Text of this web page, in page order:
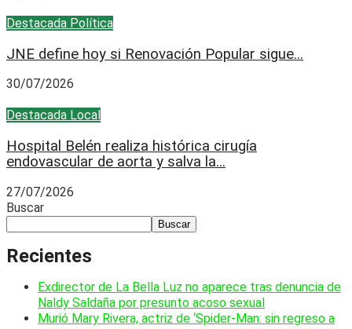
Destacada Política
JNE define hoy si Renovación Popular sigue...
30/07/2026
Destacada Local
Hospital Belén realiza histórica cirugía
endovascular de aorta y salva la...
27/07/2026
Buscar
Buscar
Recientes
Exdirector de La Bella Luz no aparece tras denuncia de
Naldy Saldaña por presunto acoso sexual
Murió Mary Rivera, actriz de ‘Spider-Man: sin regreso a